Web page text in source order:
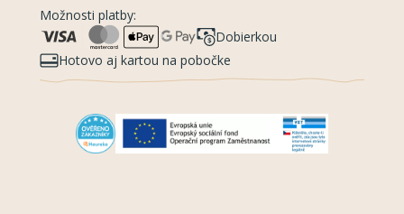
Možnosti platby:
Dobierkou
Hotovo aj kartou na pobočke